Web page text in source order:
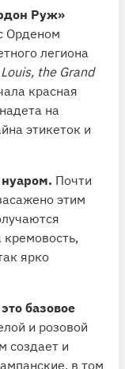
Руж»
Орденом
легиона
the Grand
красная
на
этикеток и
Почти
этим
кремовость,
ярко
базовое
и розовой
создает и
в том